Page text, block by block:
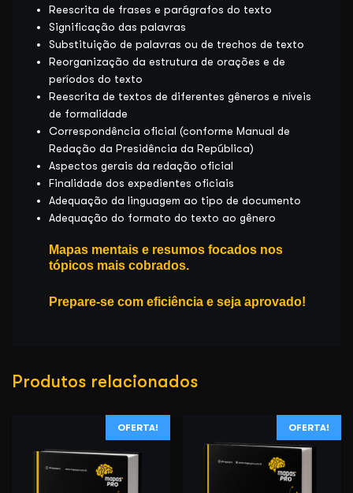
Reescrita de frases e parágrafos do texto
Significação das palavras
Substituição de palavras ou de trechos de texto
Reorganização da estrutura de orações e de
períodos do texto
Reescrita de textos de diferentes gêneros e níveis
de formalidade
Correspondência oficial (conforme Manual de
Redação da Presidência da República)
Aspectos gerais da redação oficial
Finalidade dos expedientes oficiais
Adequação da linguagem ao tipo de documento
Adequação do formato do texto ao gênero
Mapas mentais e resumos focados nos
tópicos mais cobrados.
Prepare-se com eficiência e seja aprovado!
Produtos relacionados
OFERTA! OFERTA!